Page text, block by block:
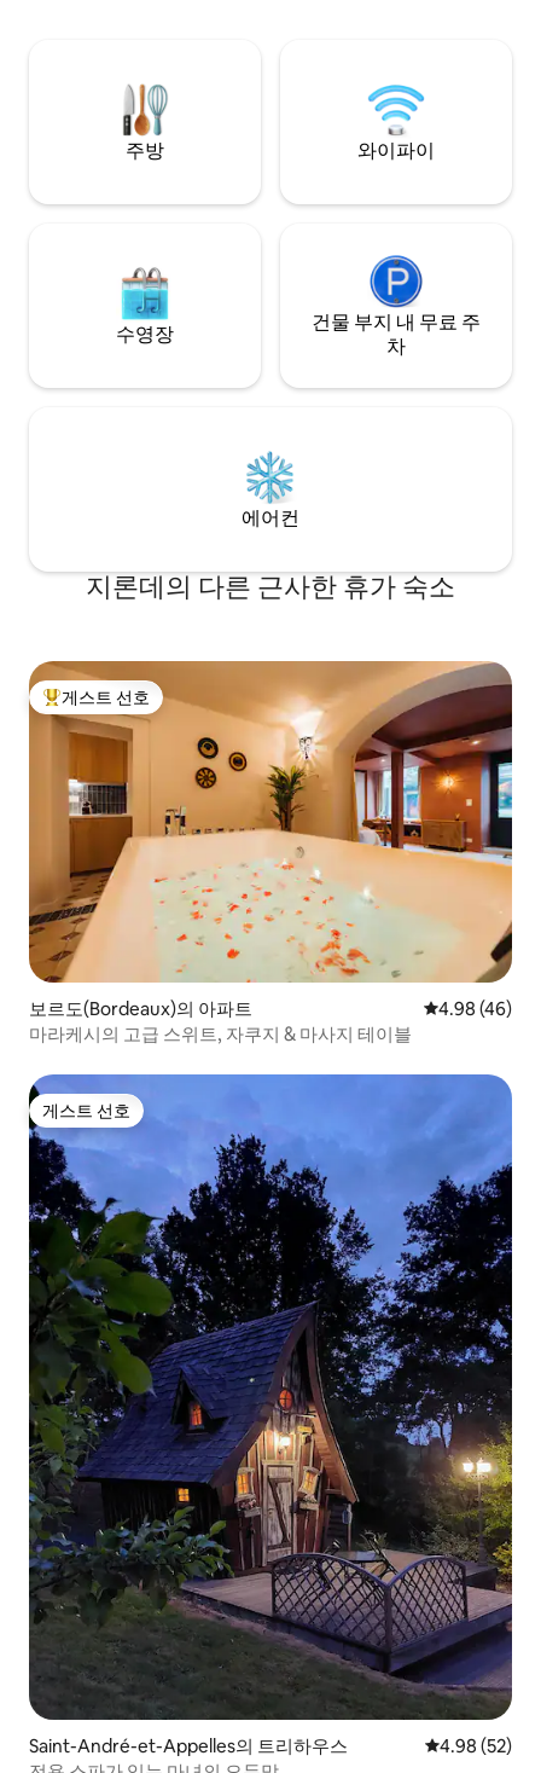
주방 와이파이
수영장
건물 부지 내 무료 주
차
에어컨
지론데의 다른 근사한 휴가 숙소
상위 게스트 선호
게스트 선호
보르도(Bordeaux)의 아파트 평점 4.98점(5
4.98 (46)
마라케시의 고급 스위트, 자쿠지 & 마사지 테이블
게스트 선호
게스트 선호
Saint-André-et-Appelles의 트리하우스 평점 4.98점(5
4.98 (52)